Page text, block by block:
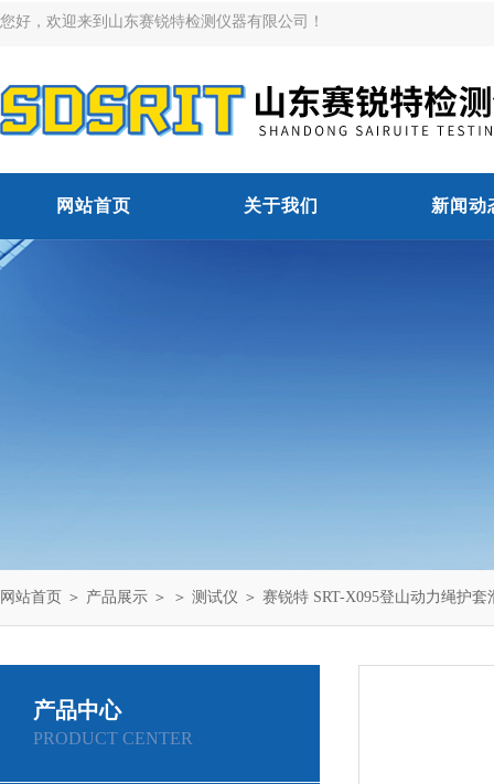
您好，欢迎来到山东赛锐特检测仪器有限公司！
网站首页 关于我们 新闻动
网站首页 ＞ 产品展示 ＞ ＞ 测试仪 ＞ 赛锐特 SRT-X095登山动力绳护
产品中心
PRODUCT CENTER